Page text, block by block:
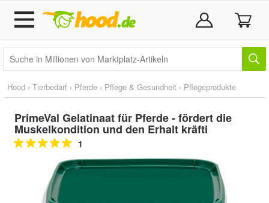
Hood › Tierbedarf › Pferde › Pflege & Gesundheit › Pflegeprodukte
PrimeVal Gelatinaat für Pferde - fördert die
Muskelkondition und den Erhalt kräfti
1